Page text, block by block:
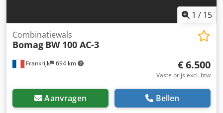
1 / 15
Frankrijk 694 km
Combinatiewals
Bomag BW 100 AC-3
€ 6.500
Vaste prijs excl. btw
Aanvragen Bellen